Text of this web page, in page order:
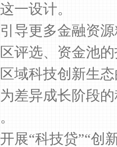
这一设计。
引导更多金融资
区评选、资金池
区域科技创新生
为差异成长阶段
。
开展“科技贷”“创